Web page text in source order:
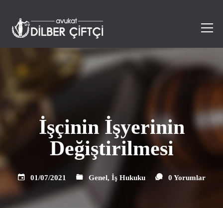
İşçinin İşyerinin
Değiştirilmesi
01/07/2021 Genel, İş Hukuku 0 Yorumlar